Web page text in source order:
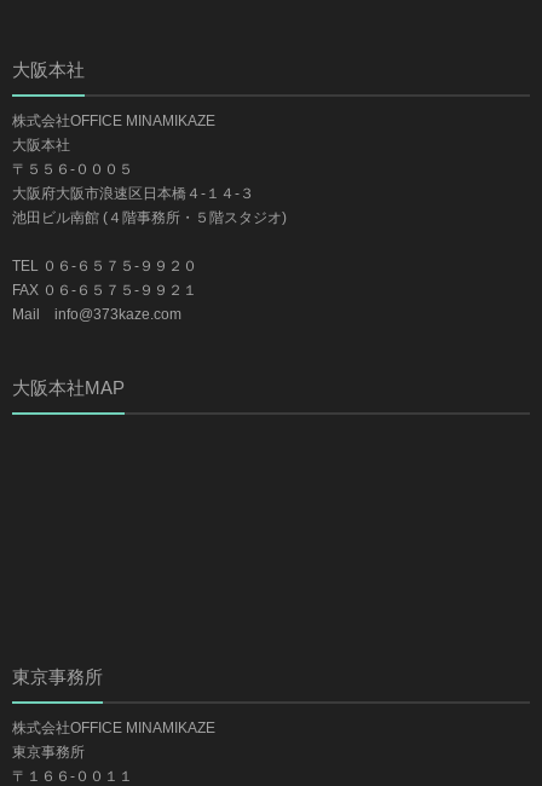
大阪本社
株式会社OFFICE MINAMIKAZE
大阪本社
〒５５６-０００５
大阪府大阪市浪速区日本橋４-１４-３
池田ビル南館 (４階事務所・５階スタジオ)
TEL ０６-６５７５-９９２０
FAX ０６-６５７５-９９２１
Mail info@373kaze.com
大阪本社MAP
東京事務所
株式会社OFFICE MINAMIKAZE
東京事務所
〒１６６-００１１